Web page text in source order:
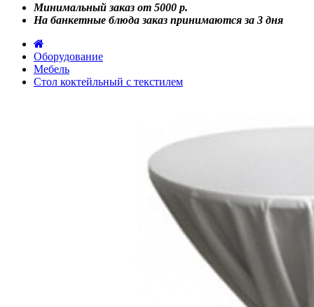
Минимальный заказ от 5000 р.
На банкетные блюда заказ принимаются за 3 дня
Оборудование
Мебель
Стол коктейльный с текстилем